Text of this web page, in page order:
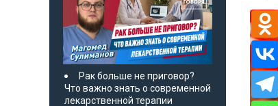
Рак больше не приговор?
Что важно знать о современной
лекарственной терапии